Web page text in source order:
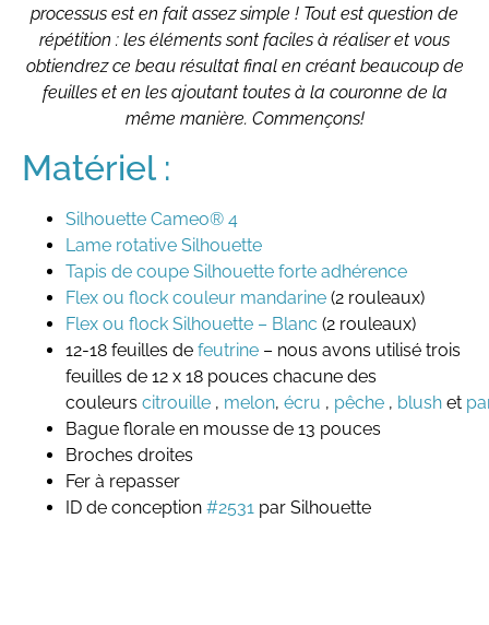
processus est en fait assez simple ! Tout est question de
répétition : les éléments sont faciles à réaliser et vous
obtiendrez ce beau résultat final en créant beaucoup de
feuilles et en les ajoutant toutes à la couronne de la
même manière. Commençons!
Matériel :
Silhouette Cameo® 4
Lame rotative Silhouette
Tapis de coupe Silhouette forte adhérence
Flex ou flock couleur mandarine (2 rouleaux)
Flex ou flock Silhouette – Blanc (2 rouleaux)
12-18 feuilles de feutrine – nous avons utilisé trois
feuilles de 12 x 18 pouces chacune des
couleurs citrouille , melon, écru , pêche , blush et
Bague florale en mousse de 13 pouces
Broches droites
Fer à repasser
ID de conception #2531 par Silhouette